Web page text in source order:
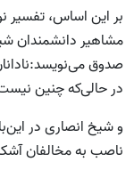
بر این اساس،
مشاهیر دانشمندان
صدوق
در حالی‌که چنین
و شیخ انصاری در
ناصب به مخالفان